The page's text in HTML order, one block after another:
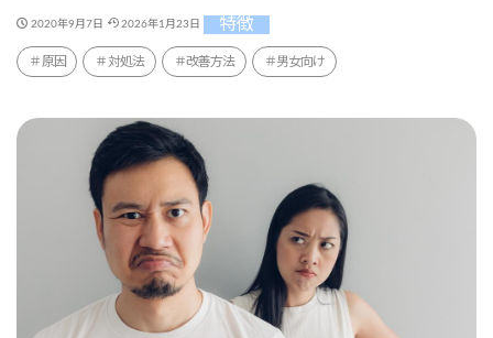
2020年9月7日 2026年1月23日 特徴
原因 対処法 改善方法 男女向け